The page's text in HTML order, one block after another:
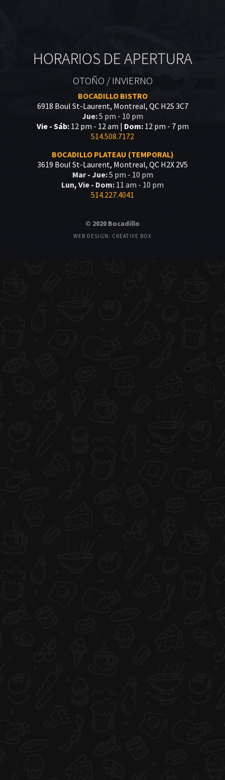
HORARIOS DE APERTURA
OTOÑO / INVIERNO
BOCADILLO BISTRO
6918 Boul St-Laurent, Montreal, QC H2S 3C7
Jue:5 pm - 10 pm
Vie - Sáb:12 pm - 12 am | Dom:12 pm - 7 pm
514.508.7172
BOCADILLO PLATEAU (TEMPORAL)
3619 Boul St-Laurent, Montreal, QC H2X 2V5
Mar - Jue:5 pm - 10 pm
Lun, Vie - Dom: 11 am - 10 pm
514.227.4041
© 2020 Bocadillo
WEB DESIGN: CREATIVE BOX